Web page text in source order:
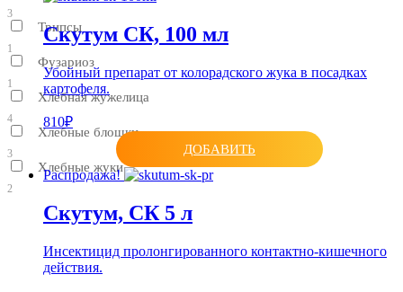
3
Трипсы
1
Фузариоз
1
Хлебная жужелица
4
Хлебные блошки
3
Хлебные жуки
2
Скутум СК, 100 мл
Убойный препарат от колорадского жука в посадках
картофеля.
810₽
ДОБАВИТЬ
Распродажа!
Скутум, СК 5 л
Инсектицид пролонгированного контактно-кишечного
действия.